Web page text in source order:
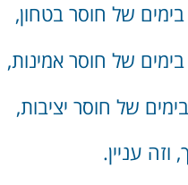
של חוסר בטחון,
בימים של חוסר אמינות,
בימים של חוסר יציבות,
וזה עניין.